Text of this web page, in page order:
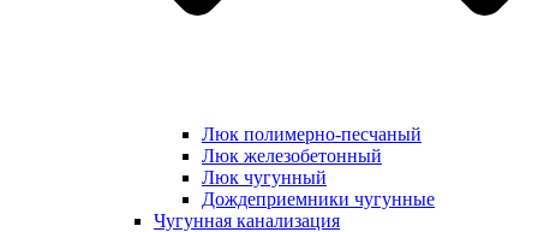
Люк полимерно-песчаный
Люк железобетонный
Люк чугунный
Дождеприемники чугунные
Чугунная канализация